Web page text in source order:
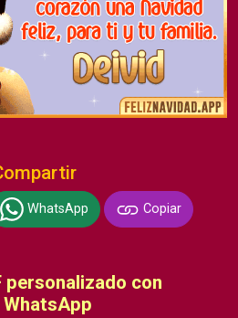
WhatsApp Copiar
personalizado con